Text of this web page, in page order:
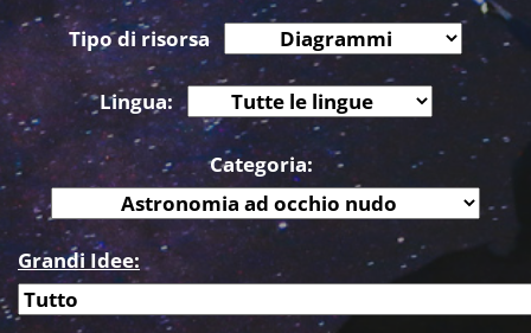
Tipo di risorsa
Lingua:
Categoria:
Grandi Idee: